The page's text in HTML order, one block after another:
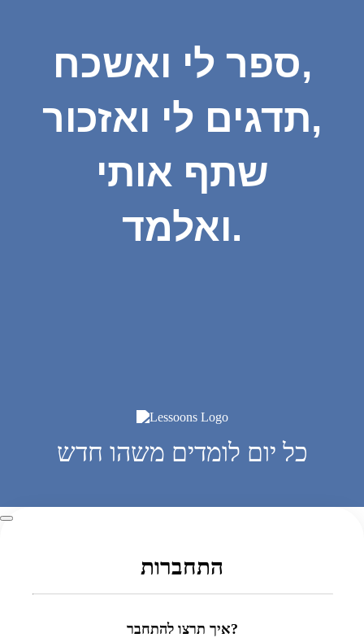
ספר לי ואשכח,
תדגים לי ואזכור,
שתף אותי
ואלמד.
כל יום לומדים משהו חדש
התחברות
איך תרצו להתחבר?